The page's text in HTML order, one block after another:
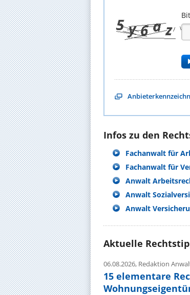
Infos zu den
Fachanwalt für
Fachanwalt für
Anwalt
Anwalt
Anwalt
Aktuelle
06.08.2026, Redaktion
15 elementare